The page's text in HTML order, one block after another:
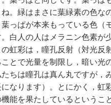
ね。緑はまさに葉緑素の色
っぱが本来もっている色（
白人の人はメラニン色素が
虹彩は，瞳孔反射（対光反
とで光量を制限し，暗い光
ちは瞳孔は真ん丸ですが，
なります）。とにかく，虹
能を果たしているというこ